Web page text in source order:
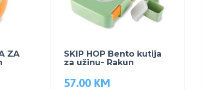
ZA
SKIP HOP Bento kutija
za užinu- Rakun
57.00 KM